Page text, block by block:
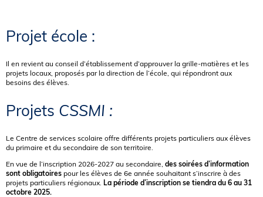
Projet école :
Il en revient au conseil d’établissement d’approuver la grille-matières et les
projets locaux, proposés par la direction de l’école, qui répondront aux
besoins des élèves.
Projets CSSMI :
Le Centre de services scolaire offre différents projets particuliers aux élèves
du primaire et du secondaire de son territoire.
En vue de l’inscription 2026-2027 au secondaire, des soirées d’information
sont obligatoires pour les élèves de 6e année souhaitant s’inscrire à des
projets particuliers régionaux. La période d’inscription se tiendra du 6 au 31
octobre 2025.